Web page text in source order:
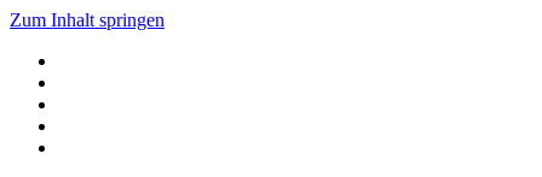
Zum Inhalt springen